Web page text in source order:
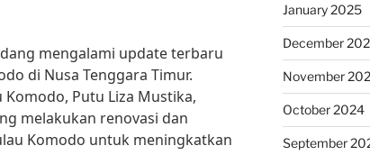
mengalami update terbaru
di Nusa Tenggara Timur.
Putu Liza Mustika,
melakukan renovasi dan
Komodo untuk meningkatkan
January 2025
December
November
October 2024
September